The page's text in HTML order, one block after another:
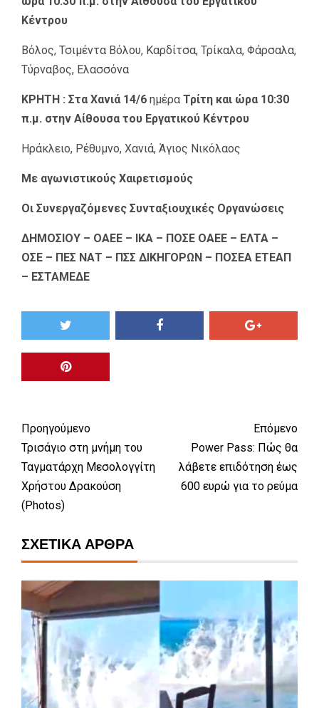
Κέντρου
Βόλος, Τσιμέντα Βόλου, Καρδίτσα, Τρίκαλα, Φάρσαλα,
Τύρναβος, Ελασσόνα
ΚΡΗΤΗ : Στα Χανιά 14/6 ημέρα Τρίτη και ώρα 10:30
π.μ. στην Αίθουσα του Εργατικού Κέντρου
Ηράκλειο, Ρέθυμνο, Χανιά, Άγιος Νικόλαος
Με αγωνιστικούς Χαιρετισμούς
Οι Συνεργαζόμενες Συνταξιουχικές Οργανώσεις
ΔΗΜΟΣΙΟΥ – OAEE – ΙΚΑ – ΠΟΣΕ ΟΑΕΕ – ΕΛΤΑ –
ΟΣΕ – ΠΕΣ ΝΑΤ – ΠΣΣ ΔΙΚΗΓΟΡΩΝ – ΠΟΣΕΑ ΕΤΕΑΠ
– ΕΣΤΑΜΕΔΕ
Προηγούμενο
Τρισάγιο στη μνήμη του
Ταγματάρχη Μεσολογγίτη
Χρήστου Δρακούση
(Photos)
Επόμενο
Power Pass: Πώς θα
λάβετε επιδότηση έως
600 ευρώ για το ρεύμα
ΣΧΕΤΙΚΆ ΆΡΘΡΑ